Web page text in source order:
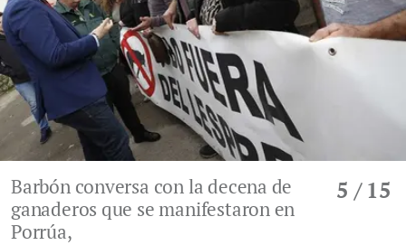
5 / 15
Barbón conversa con la decena de
ganaderos que se manifestaron en
Porrúa,